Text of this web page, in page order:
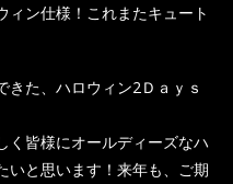
ィン仕様！これまたキュート
きた、ハロウィン2Ｄａｙｓ
く皆様にオールディーズなハ
いと思います！来年も、ご期